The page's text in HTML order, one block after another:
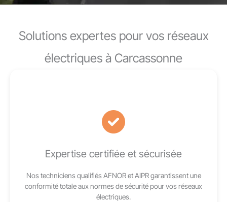
Solutions expertes pour vos réseaux
électriques à Carcassonne
Expertise certifiée et sécurisée
Nos techniciens qualifiés AFNOR et AIPR garantissent une
conformité totale aux normes de sécurité pour vos réseaux
électriques.